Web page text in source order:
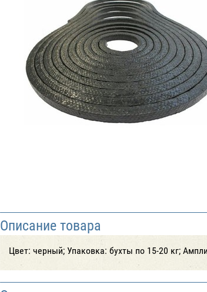
Описание товара
Цвет: черный; Упаковка: бухты по 15-20 кг;